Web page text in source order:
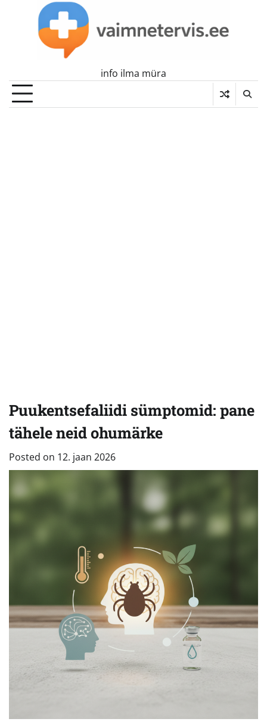
info ilma müra
Puukentsefaliidi sümptomid: pane
tähele neid ohumärke
Posted on 12. jaan 2026